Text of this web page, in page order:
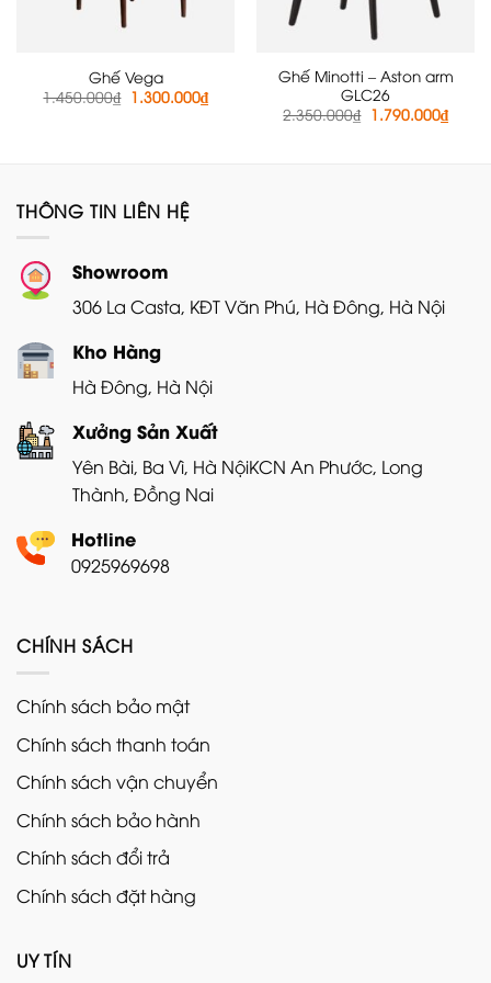
Ghế Vega
1.450.000₫ Giá
gốc
1.300.000₫Giá
hiện
Ghế Minotti – Aston arm
GLC26
2.350.000₫ Giá
gốc
1.790.000₫Giá
hiện
THÔNG TIN LIÊN HỆ
Showroom
306 La Casta, KĐT Văn Phú, Hà Đông, Hà Nội
Kho Hàng
Hà Đông, Hà Nội
Xưởng Sản Xuất
Yên Bài, Ba Vì, Hà NộiKCN An Phước, Long
Thành, Đồng Nai
Hotline
0925969698
CHÍNH SÁCH
Chính sách bảo mật
Chính sách thanh toán
Chính sách vận chuyển
Chính sách bảo hành
Chính sách đổi trả
Chính sách đặt hàng
UY TÍN